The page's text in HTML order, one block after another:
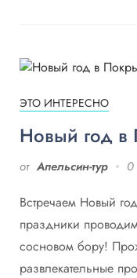
ЭТО ИНТЕРЕСНО
Новый год
от Апельсин-тур 0
Встречаем Новый
праздники
сосновом бору!
развлекательные